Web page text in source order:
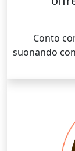
Conto
suonando
di basso